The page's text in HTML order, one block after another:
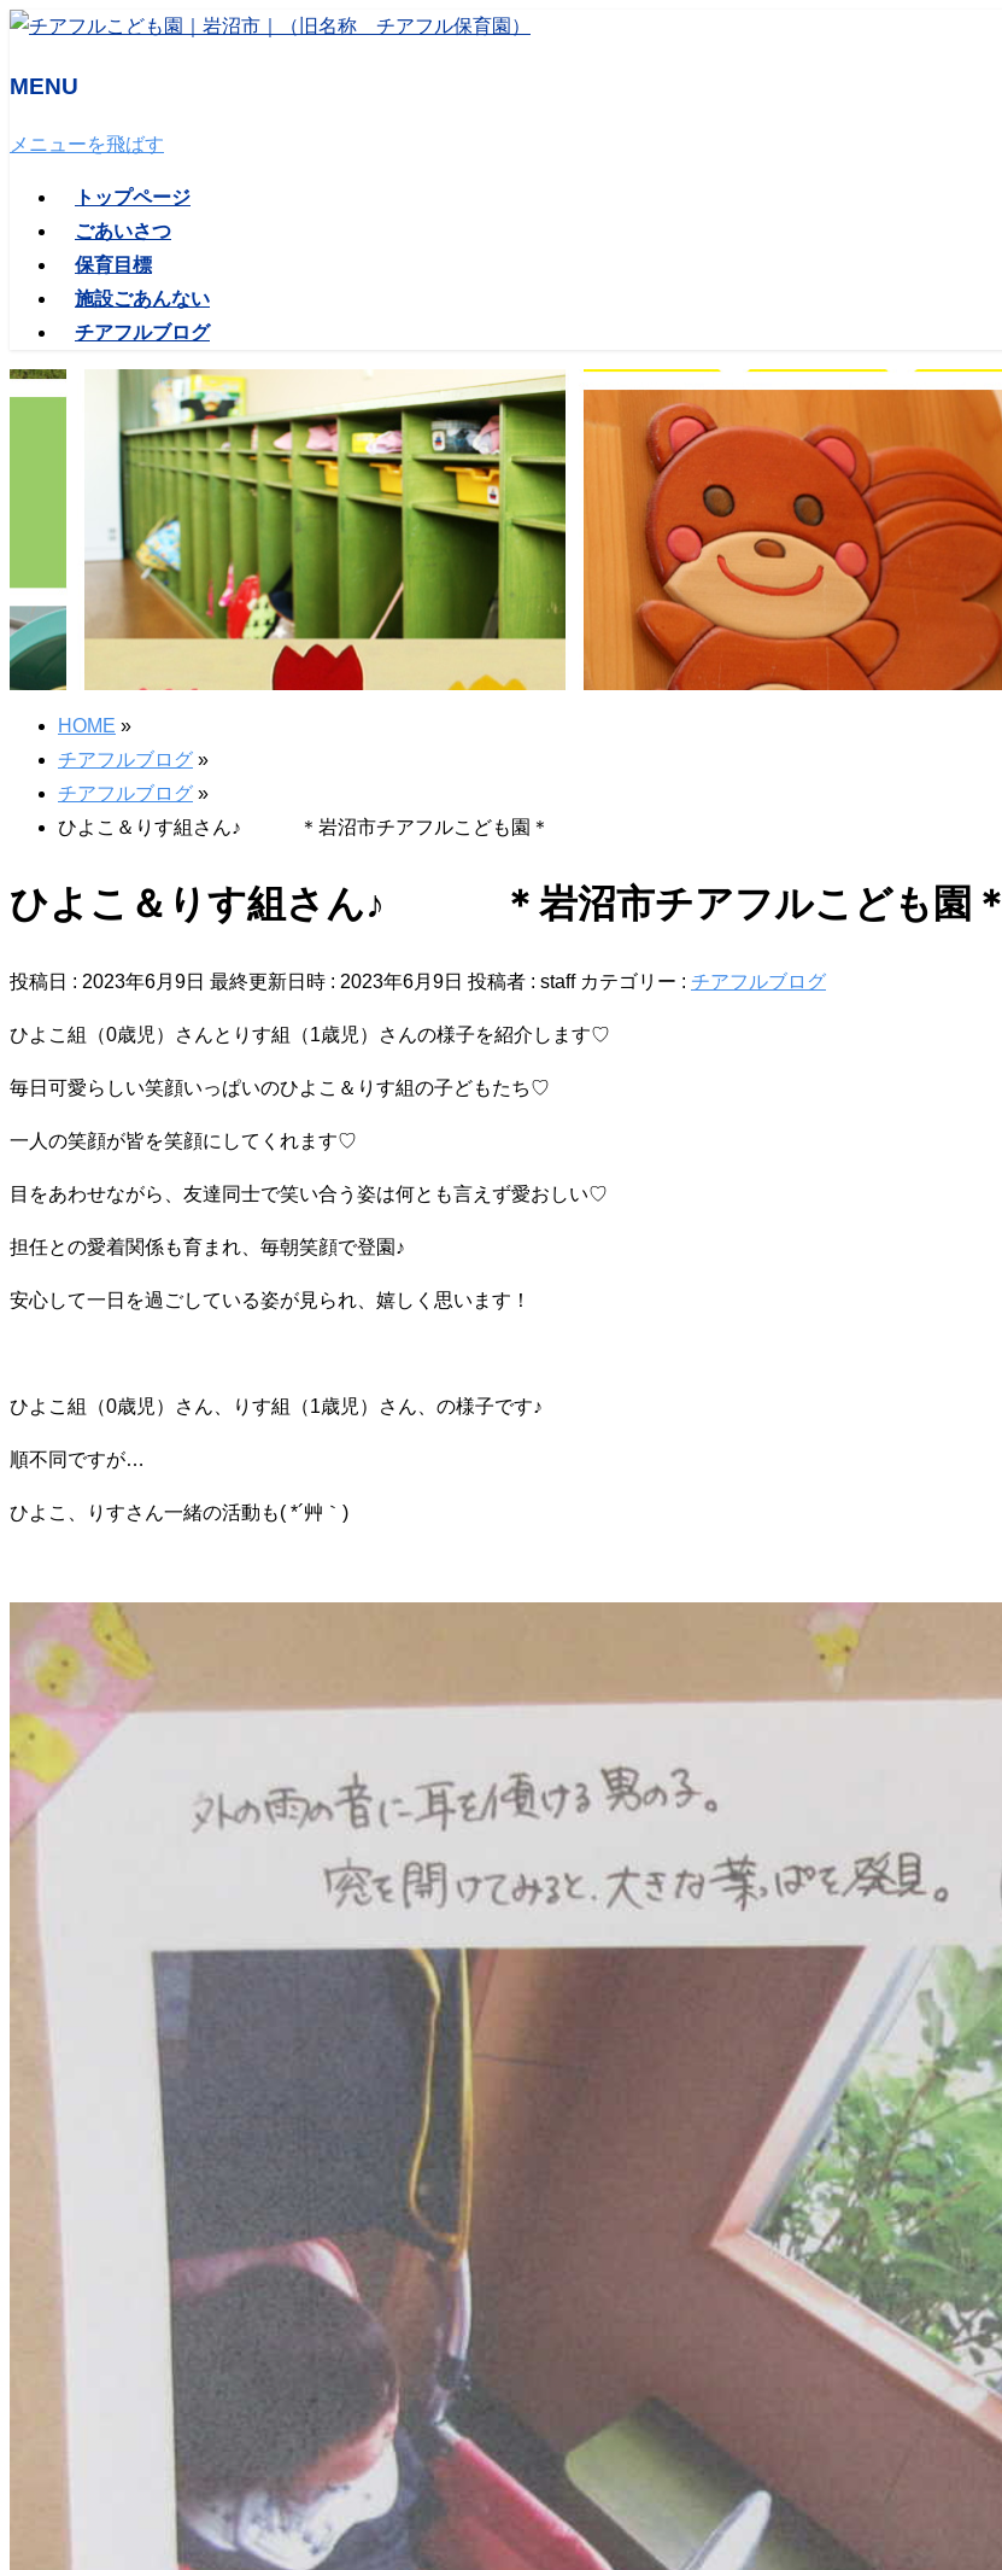
MENU
メニューを飛ばす
トップページ
ごあいさつ
保育目標
施設ごあんない
チアフルブログ
HOME »
チアフルブログ »
チアフルブログ »
ひよこ＆りす組さん♪ ＊岩沼市チアフルこども園＊
ひよこ＆りす組さん♪ ＊岩沼市チアフルこども園＊
投稿日 : 2023年6月9日 最終更新日時 : 2023年6月9日 投稿者 : staff カテゴリー : チアフルブログ
ひよこ組（0歳児）さんとりす組（1歳児）さんの様子を紹介します♡
毎日可愛らしい笑顔いっぱいのひよこ＆りす組の子どもたち♡
一人の笑顔が皆を笑顔にしてくれます♡
目をあわせながら、友達同士で笑い合う姿は何とも言えず愛おしい♡
担任との愛着関係も育まれ、毎朝笑顔で登園♪
安心して一日を過ごしている姿が見られ、嬉しく思います！
ひよこ組（0歳児）さん、りす組（1歳児）さん、の様子です♪
順不同ですが…
ひよこ、りすさん一緒の活動も( *´艸｀)